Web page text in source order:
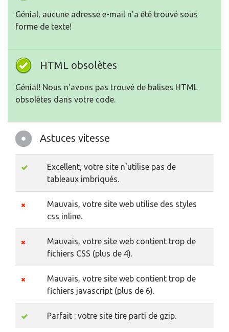
Génial, aucune adresse e-mail n'a été trouvé sous
forme de texte!
HTML obsolètes
Génial! Nous n'avons pas trouvé de balises HTML
obsolètes dans votre code.
Astuces vitesse
Excellent, votre site n'utilise pas de
tableaux imbriqués.
Mauvais, votre site web utilise des styles
css inline.
Mauvais, votre site web contient trop de
fichiers CSS (plus de 4).
Mauvais, votre site web contient trop de
fichiers javascript (plus de 6).
Parfait : votre site tire parti de gzip.